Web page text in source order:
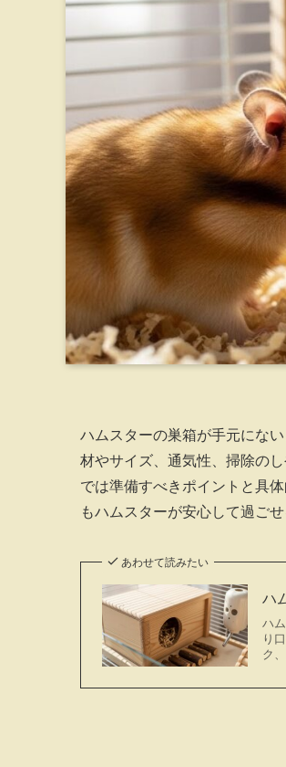
ハムスターの巣箱が手元にな
材やサイズ、通気性、掃除の
では準備すべきポイントと具
もハムスターが安心して過ご
あわせて読みたい
ハ
ハ
り
ク